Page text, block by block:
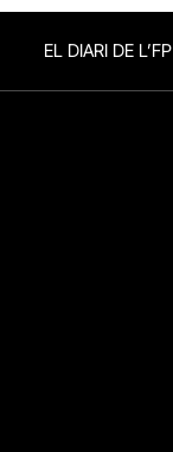
EL DIARI DE L’FP